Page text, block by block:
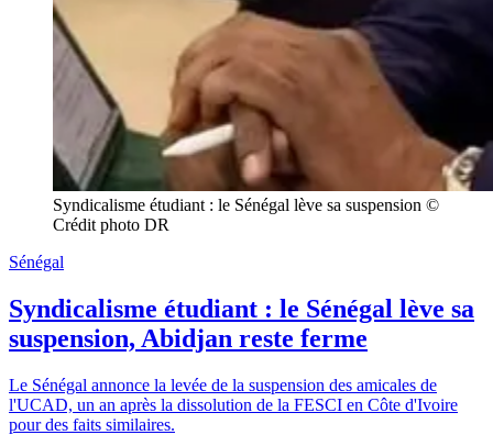
Syndicalisme étudiant : le Sénégal lève sa suspension ©
Crédit photo DR
Sénégal
Syndicalisme étudiant : le Sénégal lève sa
suspension, Abidjan reste ferme
Le Sénégal annonce la levée de la suspension des amicales de
l'UCAD, un an après la dissolution de la FESCI en Côte d'Ivoire
pour des faits similaires.